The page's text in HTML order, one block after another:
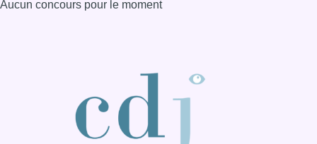
Aucun concours pour le moment